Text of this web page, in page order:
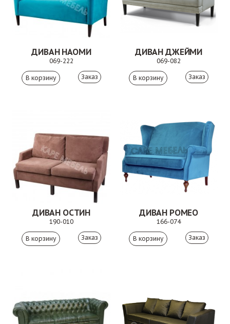
ДИВАН НАОМИ
069-222
Заказ
ДИВАН ДЖЕЙМИ
069-082
Заказ
ДИВАН ОСТИН
190-010
Заказ
ДИВАН РОМЕО
166-074
Заказ